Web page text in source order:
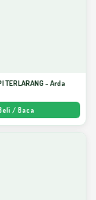
TERLARANG - Arda
/ Baca